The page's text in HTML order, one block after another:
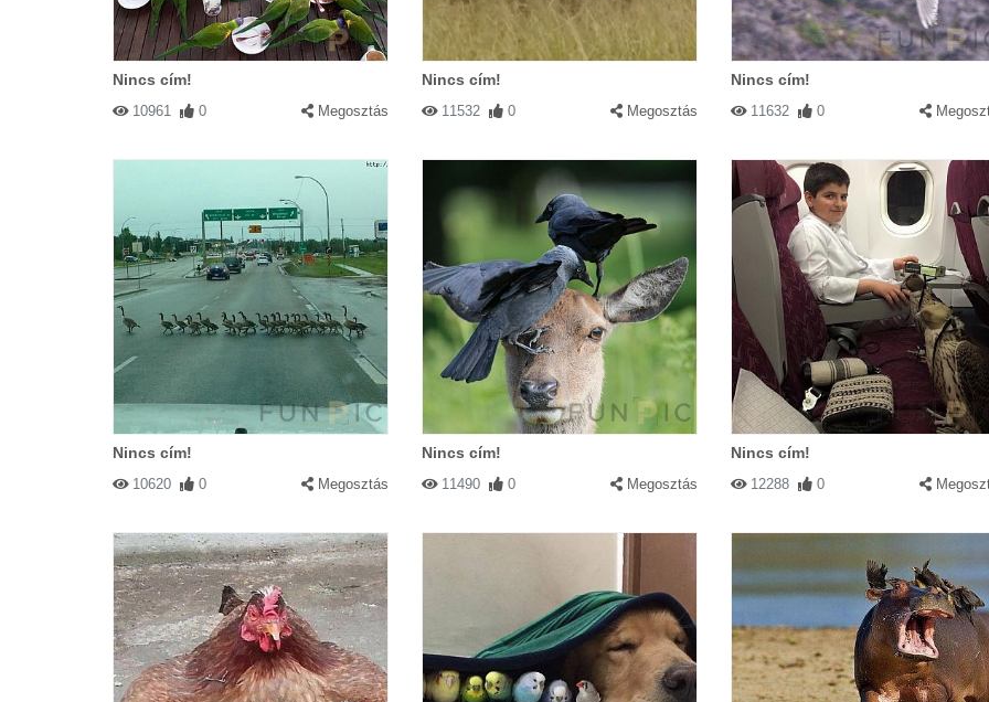
Nincs cím!
10961 0 Megosztás
Nincs cím!
11532 0 Megosztás
Nincs cím!
11632 0
Nincs cím!
10620 0 Megosztás
Nincs cím!
11490 0 Megosztás
Nincs cím!
12288 0